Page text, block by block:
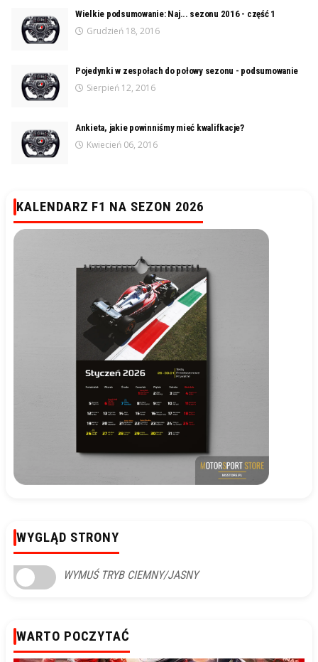
Wielkie podsumowanie: Naj... sezonu 2016 - część 1
Grudzień 18, 2016
Pojedynki w zespołach do połowy sezonu - podsumowanie
Sierpień 12, 2016
Ankieta, jakie powinniśmy mieć kwalifkacje?
Kwiecień 06, 2016
KALENDARZ F1 NA SEZON 2026
WYGLĄD STRONY
WYMUŚ TRYB CIEMNY/JASNY
WARTO POCZYTAĆ